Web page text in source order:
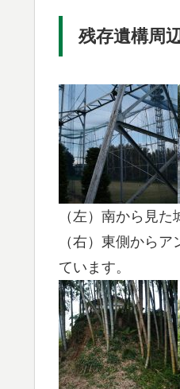
残存遺構周
（左）南から見
（右）東側から
ています。